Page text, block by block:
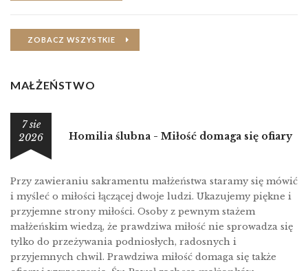
ZOBACZ WSZYSTKIE
MAŁŻEŃSTWO
7 sie
2026
Homilia ślubna - Miłość domaga się ofiary
Przy zawieraniu sakramentu małżeństwa staramy się mówić
i myśleć o miłości łączącej dwoje ludzi. Ukazujemy piękne i
przyjemne strony miłości. Osoby z pewnym stażem
małżeńskim wiedzą, że prawdziwa miłość nie sprowadza się
tylko do przeżywania podniosłych, radosnych i
przyjemnych chwil. Prawdziwa miłość domaga się także